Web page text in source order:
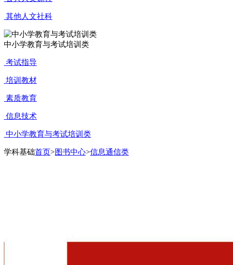
其他人文社科
中小学教育与考试培训类
考试指导
培训教材
素质教育
信息技术
中小学教育与考试培训类
学科基础首页>图书中心>信息通信类